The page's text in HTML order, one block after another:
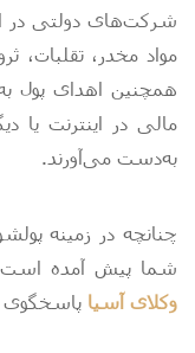
شرکت‌های دولتی در
مواد مخدر، تقلبات،
همچنین اهدای پول
مالی در اینترنت یا
به‌دست می‌آورند.
چنانچه در زمینه
شما پیش آمده
وکلای آسیا پاسخگوی